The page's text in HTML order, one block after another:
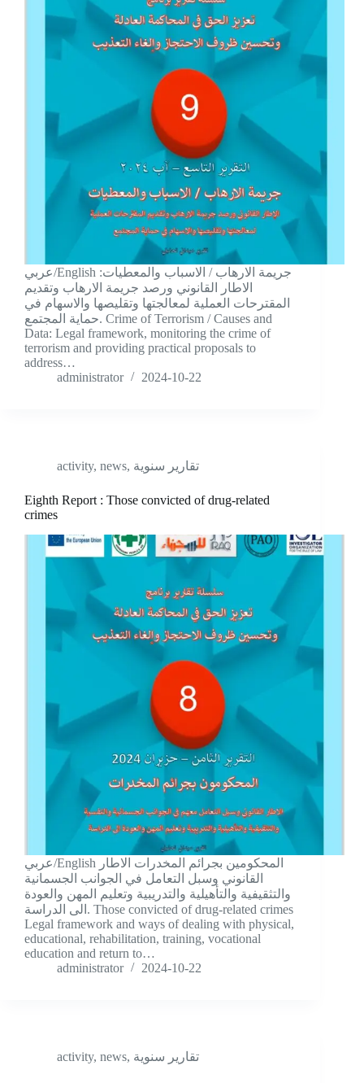
عربي/English جريمة الارهاب / الاسباب والمعطيات:
الاطار القانوني ورصد جريمة الارهاب وتقديم
المقترحات العملية لمعالجتها وتقليصها والاسهام في
حماية المجتمع. Crime of Terrorism / Causes and
Data: Legal framework, monitoring the crime of
terrorism and providing practical proposals to
address…
administrator
2024-10-22
activity, news, تقارير سنوية
Eighth Report : Those convicted of drug-related
crimes
عربي/English المحكومين بجرائم المخدرات الاطار
القانوني وسبل التعامل في الجوانب الجسمانية
والتثقيفية والتأهيلية والتدريبية وتعليم المهن والعودة
الى الدراسة. Those convicted of drug-related crimes
Legal framework and ways of dealing with physical,
educational, rehabilitation, training, vocational
education and return to…
administrator
2024-10-22
activity, news, تقارير سنوية